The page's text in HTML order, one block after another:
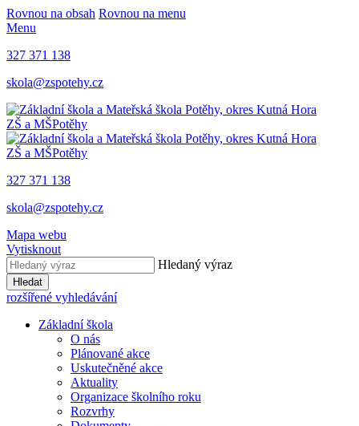
Rovnou na obsah Rovnou na menu
Menu
327 371 138
skola@zspotehy.cz
ZŠ a MŠPotěhy
ZŠ a MŠPotěhy
327 371 138
skola@zspotehy.cz
Mapa webu
Vytisknout
Hledaný výraz
Hledat
rozšířené vyhledávání
Základní škola
O nás
Plánované akce
Uskutečněné akce
Aktuality
Organizace školního roku
Rozvrhy